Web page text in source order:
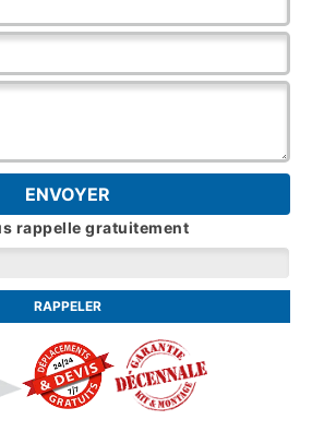
rappelle gratuitement